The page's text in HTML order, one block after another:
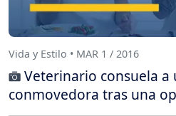
Vida y Estilo • MAR 1 / 2016
Veterinario consuela
conmovedora tras una